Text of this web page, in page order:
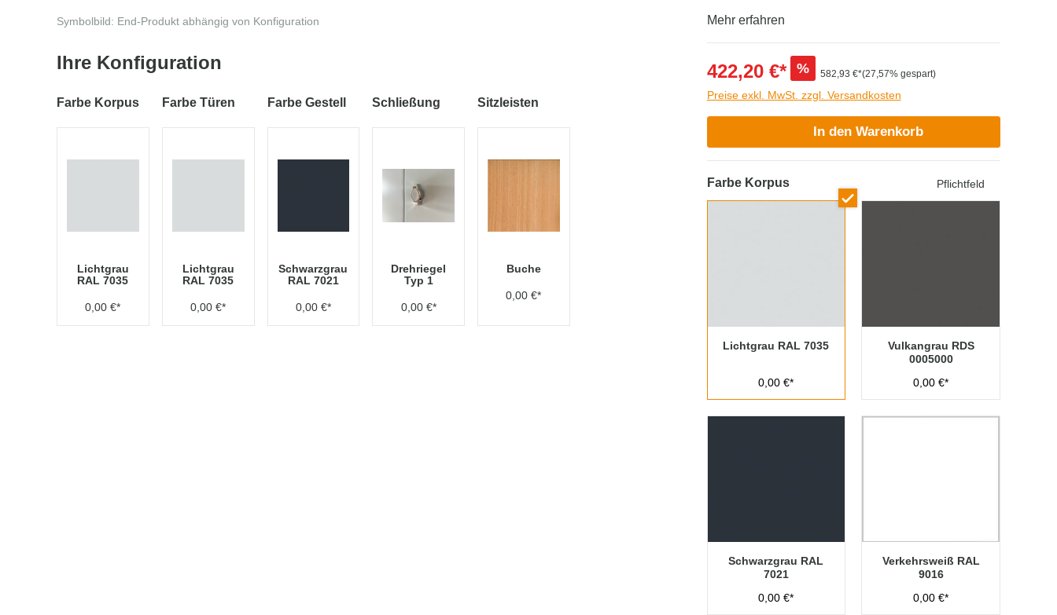
Symbolbild: End-Produkt abhängig von Konfiguration
Ihre Konfiguration
Farbe Korpus
Lichtgrau
RAL 7035
0,00 €*
Farbe Türen
Lichtgrau
RAL 7035
0,00 €*
Farbe Gestell
Schwarzgrau
RAL 7021
0,00 €*
Schließung
Drehriegel
Typ 1
0,00 €*
Sitzleisten
Buche
0,00 €*
Mehr erfahren
422,20 €* % 582,93 €*(27,57% gespart)
Preise exkl. MwSt. zzgl. Versandkosten
In den Warenkorb
Farbe Korpus Pflichtfeld
Lichtgrau RAL 7035
0,00 €*
Vulkangrau RDS
0005000
0,00 €*
Schwarzgrau RAL
7021
0,00 €*
Verkehrsweiß RAL
9016
0,00 €*